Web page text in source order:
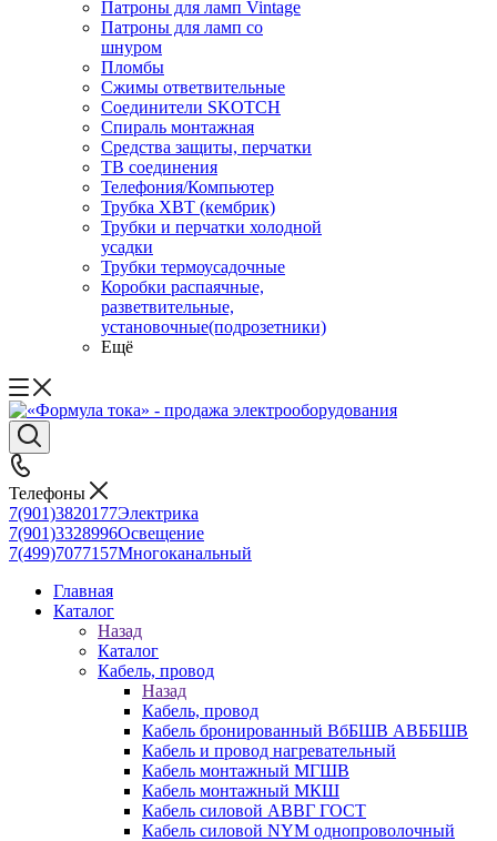
Патроны для ламп Vintage
Патроны для ламп со
шнуром
Пломбы
Сжимы ответвительные
Соединители SKOTCH
Спираль монтажная
Средства защиты, перчатки
ТВ соединения
Телефония/Компьютер
Трубка ХВТ (кембрик)
Трубки и перчатки холодной
усадки
Трубки термоусадочные
Коробки распаячные,
разветвительные,
установочные(подрозетники)
Ещё
Телефоны
7(901)3820177Электрика
7(901)3328996Освещение
7(499)7077157Многоканальный
Главная
Каталог
Назад
Каталог
Кабель, провод
Назад
Кабель, провод
Кабель бронированный ВбБШВ АВББШВ
Кабель и провод нагревательный
Кабель монтажный МГШВ
Кабель монтажный МКШ
Кабель силовой АВВГ ГОСТ
Кабель силовой NYM однопроволочный